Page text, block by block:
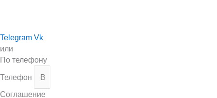
Telegram Vk
или
По телефону
Телефон
Соглашение